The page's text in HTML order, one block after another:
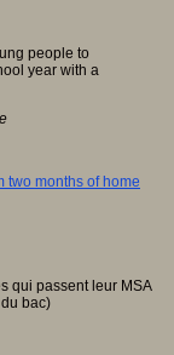
people to
year with a
two months of home
qui passent leur MSA
bac)